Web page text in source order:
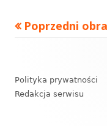
Poprzedni
stopki
Polityka prywatności
Redakcja serwisu